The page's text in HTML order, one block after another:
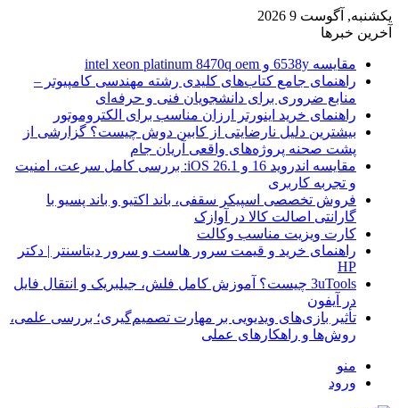
یکشنبه, آگوست 9 2026
آخرین خبرها
مقایسه 6538y و intel xeon platinum 8470q oem
راهنمای جامع کتاب‌های کلیدی رشته مهندسی کامپیوتر –
منابع ضروری برای دانشجویان فنی و حرفه‌ای
راهنمای خرید اینورتر ارزان مناسب برای الکتروموتور
بیشترین دلیل نارضایتی از کابین دوش چیست؟ گزارشی از
پشت صحنه پروژه‌های واقعی آریان جام
مقایسه اندروید 16 و iOS 26.1: بررسی کامل سرعت، امنیت
و تجربه کاربری
فروش تخصصی اسپیکر سقفی، باند اکتیو و باند پسیو با
گارانتی اصالت کالا در آوازک
کارت ویزیت مناسب وکالت
راهنمای خرید و قیمت سرور هاست و سرور دیتاسنتر | دکتر
HP
3uTools چیست؟ آموزش کامل فلش، جیلبریک و انتقال فایل
در آیفون
تأثیر بازی‌های ویدیویی بر مهارت تصمیم‌گیری؛ بررسی علمی،
روش‌ها و راهکارهای عملی
منو
ورود